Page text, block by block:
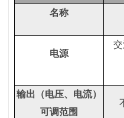
名称
电源
输出（电压、电流）
可调范围